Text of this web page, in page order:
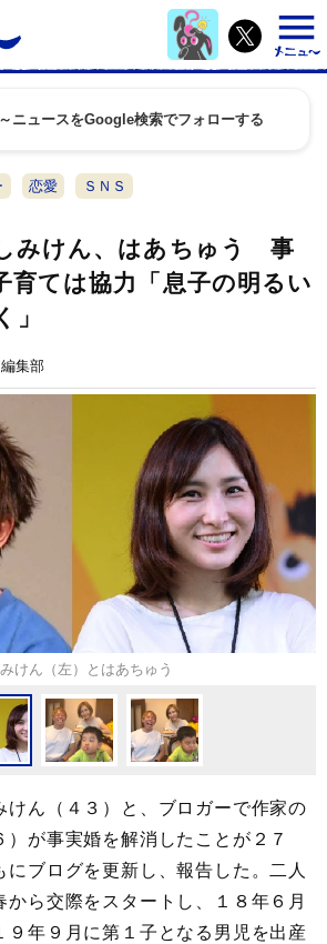
ニュースをGoogle検索でフォローする
恋愛 ＳＮＳ
みけん、はあちゅう 事
ては協力「息子の明るい
」
集部
けん（左）とはあちゅう
ん（４３）と、ブロガーで作家の
）が事実婚を解消したことが２７
にブログを更新し、報告した。二人
から交際をスタートし、１８年６月
９年９月に第１子となる男児を出産